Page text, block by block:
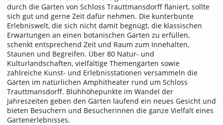
durch die Gärten von Schloss Trauttmansdorff flaniert, sollte
sich gut und gerne Zeit dafür nehmen. Die kunterbunte
Erlebniswelt, die sich nicht damit begnügt, die klassischen
Erwartungen an einen botanischen Garten zu erfüllen,
schenkt entsprechend Zeit und Raum zum Innehalten,
Staunen und Begreifen. Über 80 Natur- und
Kulturlandschaften, vielfältige Themengärten sowie
zahlreiche Kunst- und Erlebnisstationen versammeln die
Gärten im natürlichen Amphitheater rund um Schloss
Trauttmansdorff. Blühhöhepunkte im Wandel der
Jahreszeiten geben den Gärten laufend ein neues Gesicht und
bieten Besuchern und Besucherinnen die ganze Vielfalt eines
Gartenerlebnisses.